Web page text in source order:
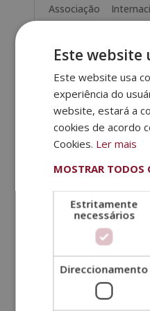
Associação
Mentoring (AICM).
especializada em
reconhecida
Pode descarregaraqui
Outros
Este website
Este website usa
experiência do
website, estará a
cookies de acordo
Cookies. Ler mais
MOSTRAR TODOS
Estritamente
necessários
Direccionamento